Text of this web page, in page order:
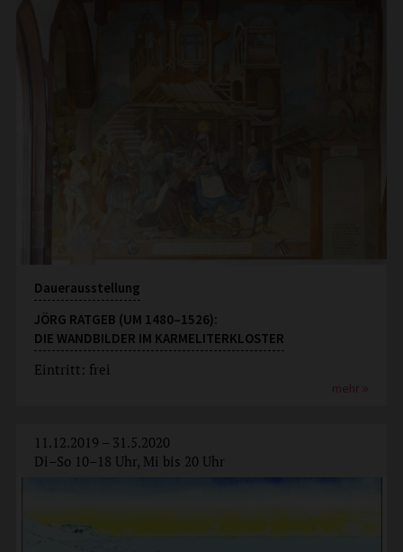
Dauerausstellung
JÖRG RATGEB (UM 1480–1526):
DIE WANDBILDER IM KARMELITERKLOSTER
Eintritt: frei
mehr
11.12.2019 – 31.5.2020
Di–So 10–18 Uhr, Mi bis 20 Uhr